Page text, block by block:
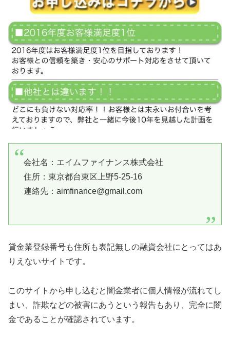
会社名：エイムファイナンス株式会社
住所：東京都台東区上野5-25-16
連絡先：aimfinance@gmail.com
貸金業登録番号も住所も表記無しの融資会社にとってはあ
りえないサイトです。
このサイトから申し込むと闇金業者に個人情報が流れてし
まい、詐欺などの被害にあうという報告もあり、完全に闇
金であることが確認されています。